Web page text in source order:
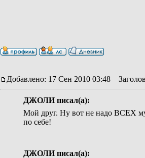
Добавлено: 17 Сен 2010 03:48
ДЖОЛИ писал(а):
Мой друг. Ну вот не надо ВСЕХ
по себе!
ДЖОЛИ писал(а):